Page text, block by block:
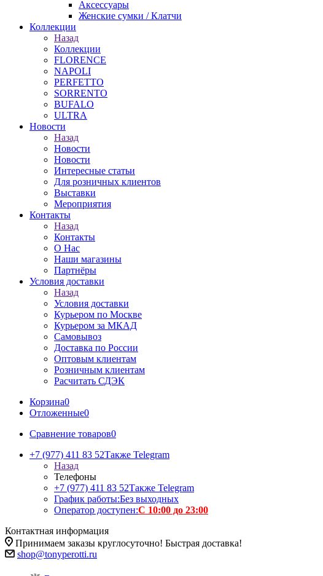
Аксессуары
Женские сумки / Клатчи
Коллекции
Назад
Коллекции
FLORENCE
NAPOLI
PERFETTO
SORRENTO
BUFALO
ULTRA
Новости
Назад
Новости
Новости
Интересные статьи
Для розничных клиентов
Выставки
Мероприятия
Контакты
Назад
Контакты
О Нас
Наши магазины
Партнёры
Условия доставки
Назад
Условия доставки
Курьером по Москве
Курьером за МКАД
Самовывоз
Доставка по России
Оптовым клиентам
Розничным клиентам
Расчитать СДЭК
Корзина0
Отложенные0
Сравнение товаров0
+7 (977) 411 83 52Также Telegram
Назад
Телефоны
+7 (977) 411 83 52Также Telegram
График работы:Без выходных
Оператор доступен:С 10:00 до 23:00
Контактная информация
Принимаем заказы круглосуточно! Быстрая доставка!
shop@tonyperotti.ru